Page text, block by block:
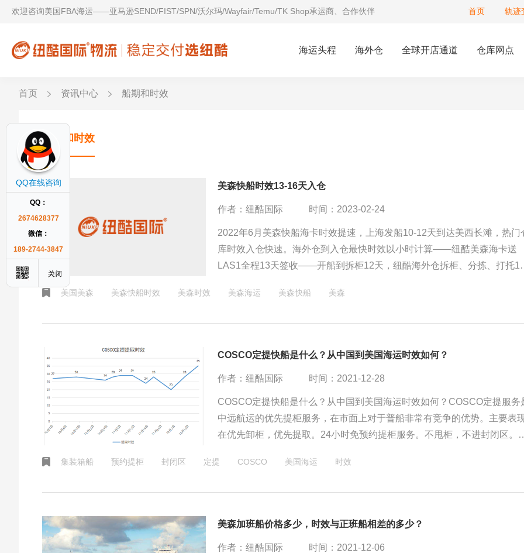
欢迎咨询美国FBA海运——亚马逊SEND/FIST/SPN/沃尔玛/Wayfair/Temu/TK Shop承运商、合作伙伴 首页 轨迹
海运头程 海外仓 全球开店通道 仓库网点
首页 资讯中心 船期和时效
船期和时效
美森快船时效13-16天入仓
作者：纽酷国际 时间：2023-02-24
2022年6月美森快船海卡时效提速，上海发船10-12天到达美西长滩，热门
库时效入仓快速。海外仓到入仓最快时效以小时计算——纽酷美森海卡送
LAS1全程13天签收——开船到拆柜12天，纽酷海外仓拆柜、分拣、打托
美国美森 美森快船时效 美森时效 美森海运 美森快船 美森
COSCO定提快船是什么？从中国到美国海运时效如何？
作者：纽酷国际 时间：2021-12-28
COSCO定提快船是什么？从中国到美国海运时效如何？COSCO定提服务
中远航运的优先提柜服务，在市面上对于普船非常有竞争的优势。主要表
在优先卸柜，优先提取。24小时免预约提柜服务。不甩柜，不进封闭区。
集装箱船 预约提柜 封闭区 定提 COSCO 美国海运 时效
美森加班船价格多少，时效与正班船相差的多少？
作者：纽酷国际 时间：2021-12-06
QQ在线咨询
QQ：
2674628377
微信：
189-2744-3847